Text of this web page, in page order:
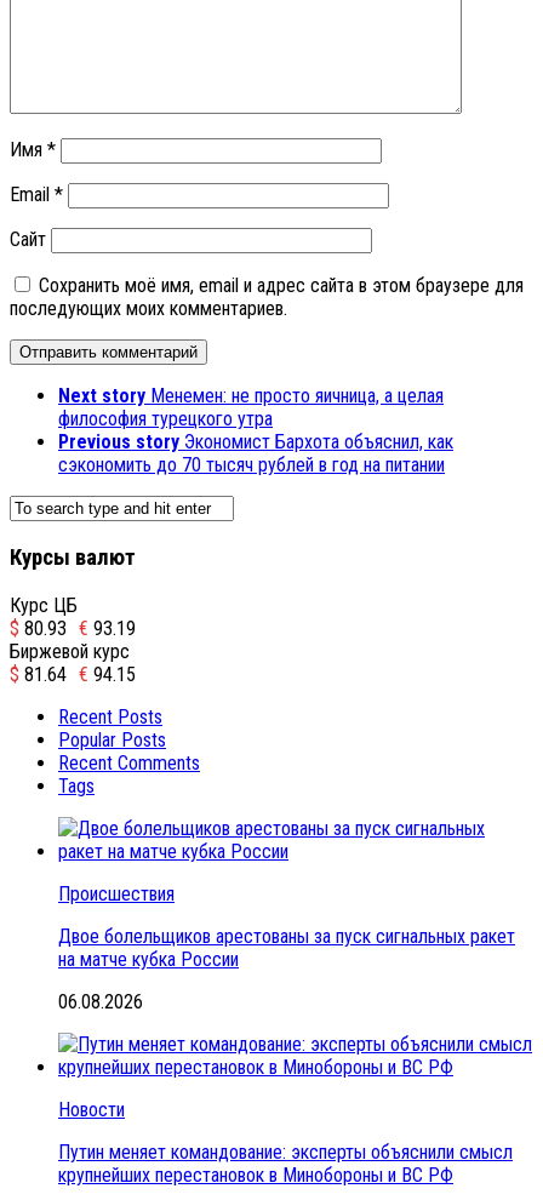
Имя *
Email *
Сайт
Сохранить моё имя, email и адрес сайта в этом браузере для
последующих моих комментариев.
Next story Менемен: не просто яичница, а целая
философия турецкого утра
Previous story Экономист Бархота объяснил, как
сэкономить до 70 тысяч рублей в год на питании
Курсы валют
Курс ЦБ
$ 80.93 € 93.19
Биржевой курс
$ 81.64 € 94.15
Recent Posts
Popular Posts
Recent Comments
Tags
Происшествия
Двое болельщиков арестованы за пуск сигнальных ракет
на матче кубка России
06.08.2026
Новости
Путин меняет командование: эксперты объяснили смысл
крупнейших перестановок в Минобороны и ВС РФ